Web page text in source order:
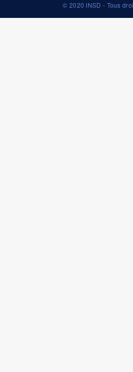
© 2020 INSD - Tous